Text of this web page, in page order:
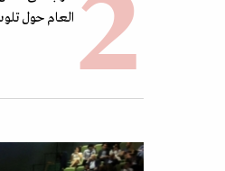
العام حول تلوث